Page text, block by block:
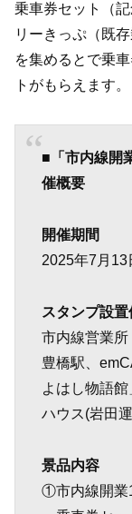
乗車券セット（
リーきっぷ（既
を集めるとで乗
トがもらえます。
■「市内線開
催概要
開催期間
2025年7月13
スタンプ設置
市内線営業
豊橋駅、
よはし物語
ハウス(岩田
景品内容
①市内線開業